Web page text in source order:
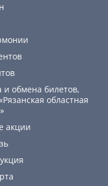
и обмена билетов,
областная
акции